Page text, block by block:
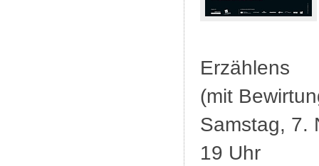
Erzählens
(mit
Samstag, 7.
19 Uhr